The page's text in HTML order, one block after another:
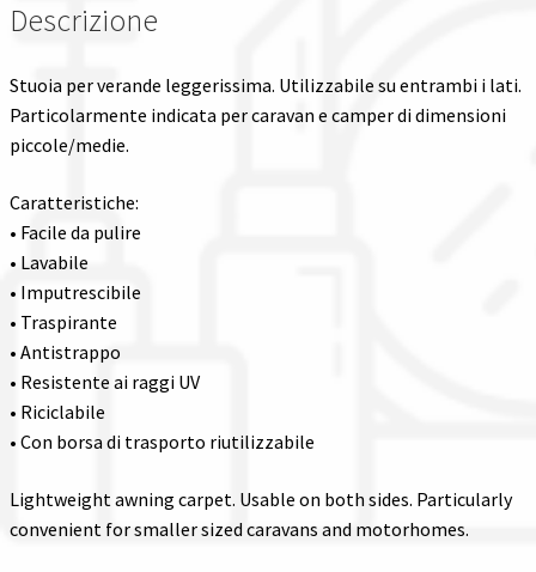
Descrizione
Stuoia per verande leggerissima. Utilizzabile su entrambi i lati.
Particolarmente indicata per caravan e camper di dimensioni
piccole/medie.
Caratteristiche:
• Facile da pulire
• Lavabile
• Imputrescibile
• Traspirante
• Antistrappo
• Resistente ai raggi UV
• Riciclabile
• Con borsa di trasporto riutilizzabile
Lightweight awning carpet. Usable on both sides. Particularly
convenient for smaller sized caravans and motorhomes.